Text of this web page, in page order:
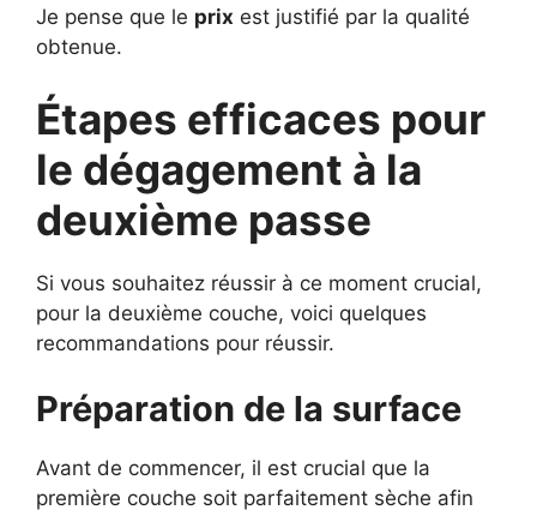
Je pense que le prix est justifié par la qualité
obtenue.
Étapes efficaces pour
le dégagement à la
deuxième passe
Si vous souhaitez réussir à ce moment crucial,
pour la deuxième couche, voici quelques
recommandations pour réussir.
Préparation de la surface
Avant de commencer, il est crucial que la
première couche soit parfaitement sèche afin